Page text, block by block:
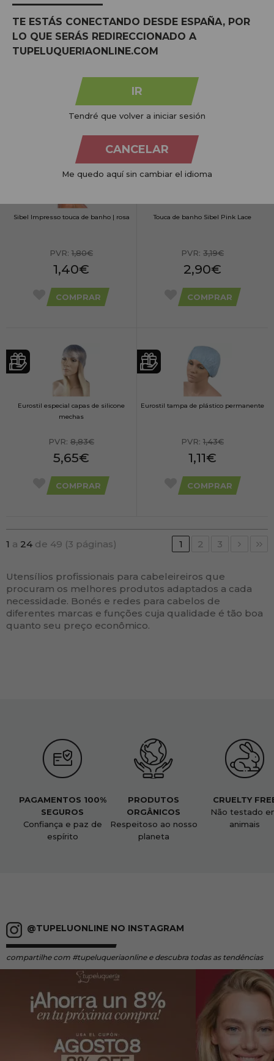
Claro 1 Unid.
1,20€
COMPRAR
Rede FINET de Náilon invisível - Preto 2
Unid.
0,90€
COMPRAR
Sibel Impresso touca de banho | rosa
PVR: 1,80€
1,40€
COMPRAR
Touca de banho Sibel Pink Lace
PVR: 3,19€
2,90€
COMPRAR
Eurostil especial capas de silicone
mechas
PVR: 8,83€
5,65€
COMPRAR
Eurostil tampa de plástico permanente
PVR: 1,43€
1,11€
COMPRAR
1 a 24 de 49 (3 páginas) 1 2 3
Utensílios profissionais para cabeleireiros que
procuram os melhores produtos adaptados a cada
necessidade. Bonés e redes para cabelos de
diferentes marcas e funções cuja qualidade é tão boa
quanto seu preço econômico.
PAGAMENTOS 100%
SEGUROS
Confiança e paz de
espírito
PRODUTOS
ORGÂNICOS
Respeitoso ao nosso
planeta
CRUELTY
Não testado
animais
@TUPELUONLINE NO INSTAGRAM
compartilhe com #tupeluqueriaonline e descubra todas as tendências
TE ESTÁS CONECTANDO DESDE ESPAÑA, POR
LO QUE SERÁS REDIRECCIONADO A
TUPELUQUERIAONLINE.COM
IR
Tendré que volver a iniciar sesión
CANCELAR
Me quedo aquí sin cambiar el idioma